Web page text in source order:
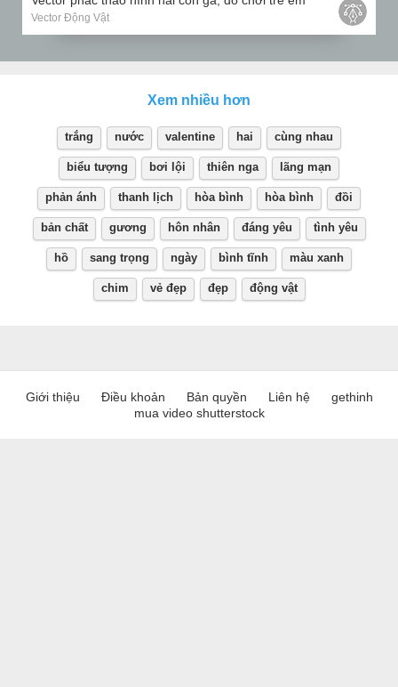
Vector Động Vật
Xem nhiều hơn
trắng nước valentine hai cùng nhau
biểu tượng bơi lội thiên nga lãng mạn
phản ánh thanh lịch hòa bình hòa bình đồi
bản chất gương hôn nhân đáng yêu tình yêu
hồ sang trọng ngày bình tĩnh màu xanh
chim vẻ đẹp đẹp động vật
Giới thiệu Điều khoản Bản quyền Liên hệ
gethinh
mua video shutterstock